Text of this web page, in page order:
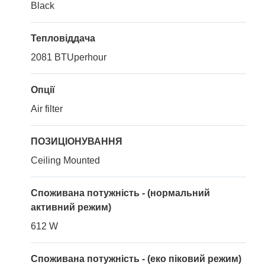
Black
Тепловіддача
2081 BTUperhour
Опції
Air filter
ПОЗИЦІОНУВАННЯ
Ceiling Mounted
Споживана потужність - (нормальний
активний режим)
612 W
Споживана потужність - (еко піковий режим)